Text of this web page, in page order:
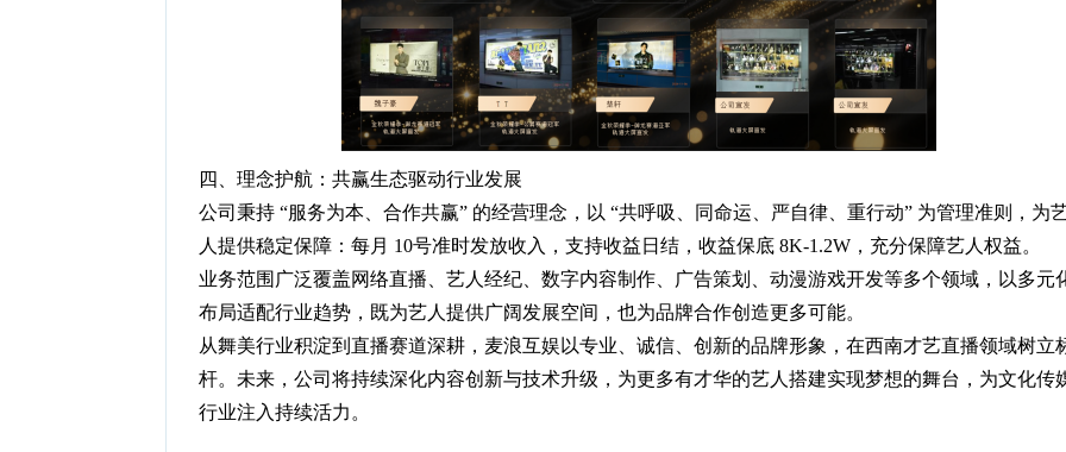
四、理念护航：共赢生态驱动行业发展
公司秉持 “服务为本、合作共赢” 的经营理念，以 “共呼吸、同命运、严自律、重行动” 为管理准则，为
人提供稳定保障：每月 10号准时发放收入，支持收益日结，收益保底 8K-1.2W，充分保障艺人权益。
业务范围广泛覆盖网络直播、艺人经纪、数字内容制作、广告策划、动漫游戏开发等多个领域，以多元
布局适配行业趋势，既为艺人提供广阔发展空间，也为品牌合作创造更多可能。
从舞美行业积淀到直播赛道深耕，麦浪互娱以专业、诚信、创新的品牌形象，在西南才艺直播领域树立
杆。未来，公司将持续深化内容创新与技术升级，为更多有才华的艺人搭建实现梦想的舞台，为文化传
行业注入持续活力。